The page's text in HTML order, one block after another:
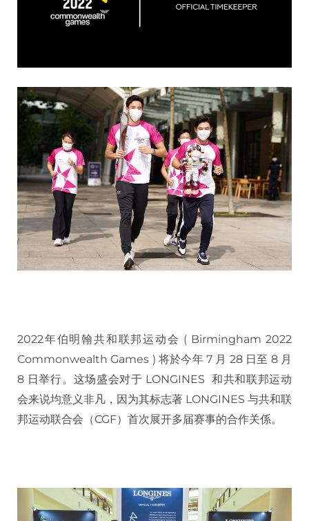
2022年伯明翰共和联邦运动会 ( Birmingham 2022
Commonwealth Games ) 将於今年 7 月 28 日至 8 月
8 日举行。这场盛会对于 LONGINES 和共和联邦运动
会来说均意义非凡，因为其标志著 LONGINES 与共和联
邦运动联合会（CGF）首次展开多届赛事的合作关係。